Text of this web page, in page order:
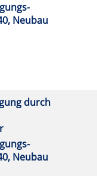
Neubau
durch
Neubau